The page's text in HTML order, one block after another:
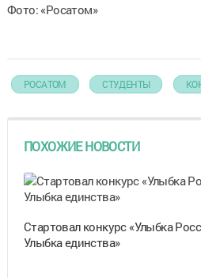
Фото: «Росатом»
РОСАТОМ СТУДЕНТЫ
ПОХОЖИЕ НОВОСТИ
Стартовал конкурс «Улыбка
Улыбка единства»